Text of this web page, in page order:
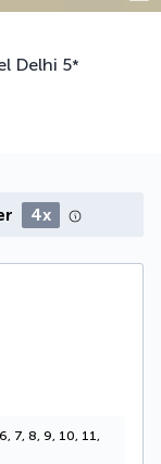
Delhi 5*
4x
7, 8, 9, 10, 11,